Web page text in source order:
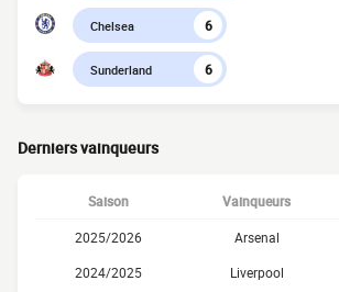
Chelsea 6
Sunderland 6
Derniers vainqueurs
Saison Vainqueurs
2025/2026 Arsenal
2024/2025
Liverpool